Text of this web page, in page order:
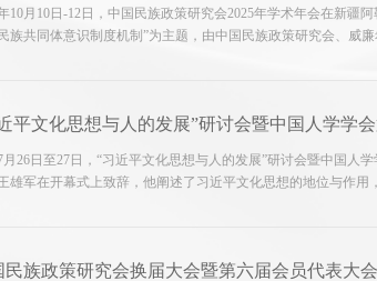
10月10日-12日，中国民族政策研究会2025年学术年会在新疆
族共同体意识制度机制”为主题，由中国民族政策研究会、威
平文化思想与人的发展”研讨会暨中国人学学
日至27日，“习近平文化思想与人的发展”研讨会暨中国人
雄军在开幕式上致辞，他阐述了习近平文化思想的地位与作用
民族政策研究会换届大会暨第六届会员代表大